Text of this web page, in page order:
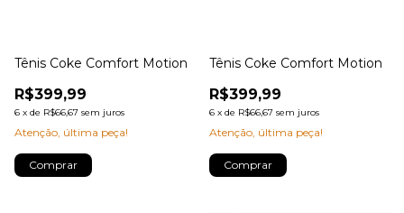
Tênis Coke Comfort Motion
R$399,99
6 x de R$66,67 sem juros
Atenção, última peça!
Comprar
Tênis Coke Comfort Motion
R$399,99
6 x de R$66,67 sem juros
Atenção, última peça!
Comprar